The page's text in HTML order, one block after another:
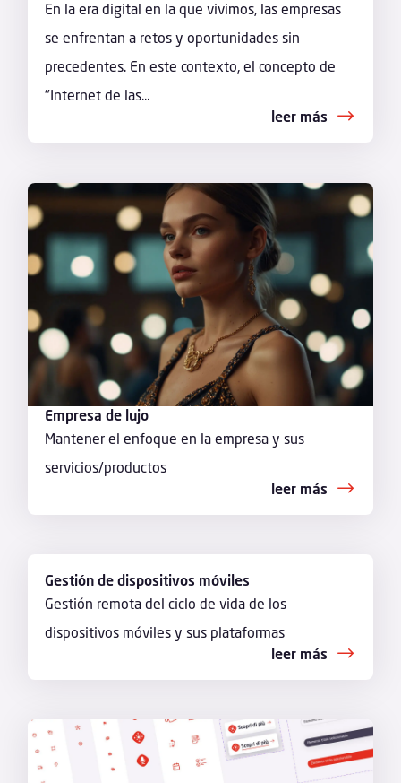
En la era digital en la que vivimos, las empresas
se enfrentan a retos y oportunidades sin
precedentes. En este contexto, el concepto de
"Internet de las...
leer más
Empresa de lujo
Mantener el enfoque en la empresa y sus
servicios/productos
leer más
Gestión de dispositivos móviles
Gestión remota del ciclo de vida de los
dispositivos móviles y sus plataformas
leer más